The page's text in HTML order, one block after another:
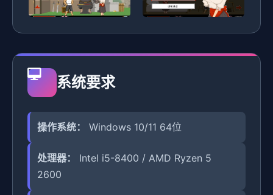
系统要求
操作系统： Windows 10/11 64位
处理器：
Intel i5-8400 / AMD Ryzen 5
2600